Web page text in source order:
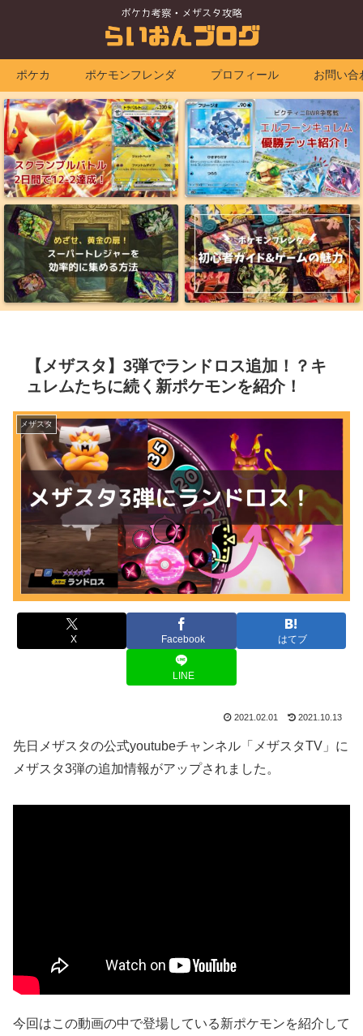
ポケカ ポケモンフレンダ プロフィール お問い合
【メザスタ】3弾でランドロス追加！？キ
ュレムたちに続く新ポケモンを紹介！
メザスタ
X Facebook はてブ
LINE
2021.02.01 2021.10.13
先日メザスタの公式youtubeチャンネル「メザスタTV」に
メザスタ3弾の追加情報がアップされました。
今回はこの動画の中で登場している新ポケモンを紹介して